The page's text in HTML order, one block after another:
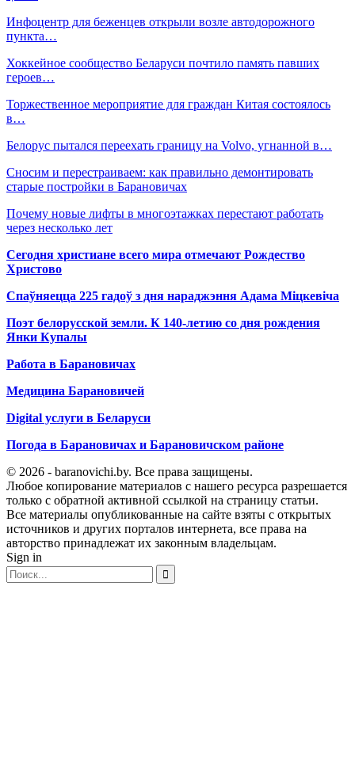
Инфоцентр для беженцев открыли возле автодорожного
пункта…
Хоккейное сообщество Беларуси почтило память павших
героев…
Торжественное мероприятие для граждан Китая состоялось
в…
Белорус пытался переехать границу на Volvo, угнанной в…
Сносим и перестраиваем: как правильно демонтировать
старые постройки в Барановичах
Почему новые лифты в многоэтажках перестают работать
через несколько лет
Сегодня христиане всего мира отмечают Рождество
Христово
Спаўняецца 225 гадоў з дня нараджэння Адама Міцкевіча
Поэт белорусской земли. К 140-летию со дня рождения
Янки Купалы
Работа в Барановичах
Медицина Барановичей
Digital услуги в Беларуси
Погода в Барановичах и Барановичском районе
© 2026 - baranovichi.by. Все права защищены.
Любое копирование материалов с нашего ресурса разрешается
только с обратной активной ссылкой на страницу статьи.
Все материалы опубликованные на сайте взяты с открытых
источников и других порталов интернета, все права на
авторство принадлежат их законным владельцам.
Sign in